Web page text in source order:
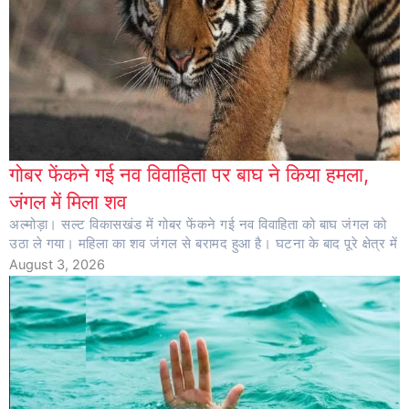
गोबर फेंकने गई नव विवाहिता पर बाघ ने किया हमला,
जंगल में मिला शव
अल्मोड़ा। सल्ट विकासखंड में गोबर फेंकने गई नव विवाहिता को बाघ जंगल को
उठा ले गया। महिला का शव जंगल से बरामद हुआ है। घटना के बाद पूरे क्षेत्र में
August 3, 2026